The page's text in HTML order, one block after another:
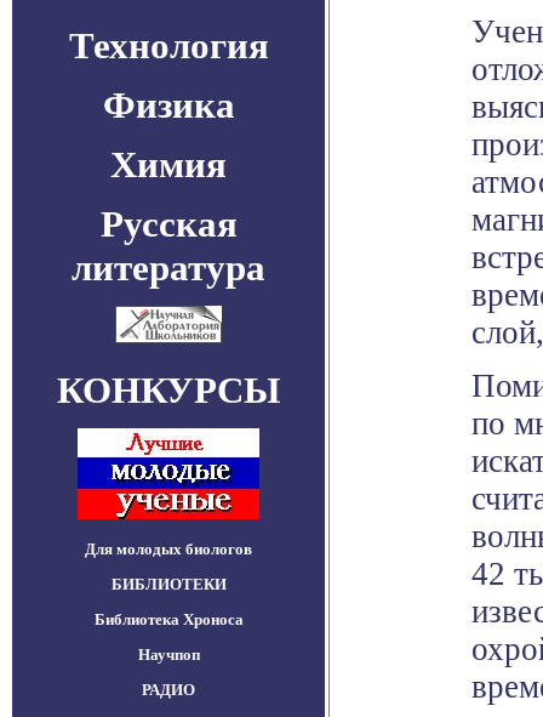
Технология
Физика
Химия
Русская
литература
КОНКУРСЫ
Для молодых биологов
БИБЛИОТЕКИ
Библиотека Хроноса
Научпоп
РАДИО
по
42